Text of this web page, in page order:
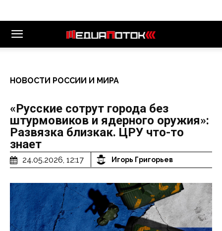
НОВОСТИ РОССИИ И МИРА
«Русские сотрут города без
штурмовиков и ядерного оружия»:
Развязка близкак. ЦРУ что-то
знает
24.05.2026, 12:17 Игорь Григорьев